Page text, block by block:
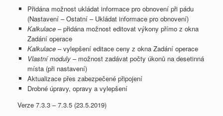
Přidána možnost ukládat informace pro obnovení při pádu
(Nastavení – Ostatní – Ukládat informace pro obnovení)
Kalkulace– přidána možnost editovat výkony přímo z okna
Zadání operace
Kalkulace– vylepšení editace ceny z okna Zadání operace
Vlastní moduly– možnost zadávat počty úkonů na desetinná
místa (při nastavení)
Aktualizace přes zabezpečené připojení
Drobné úpravy, opravy a vylepšení
Verze 7.3.3 – 7.3.5 (23.5.2019)